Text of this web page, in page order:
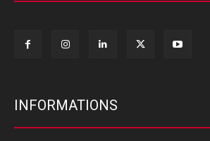
INFORMATIONS